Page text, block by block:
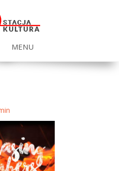
MENU